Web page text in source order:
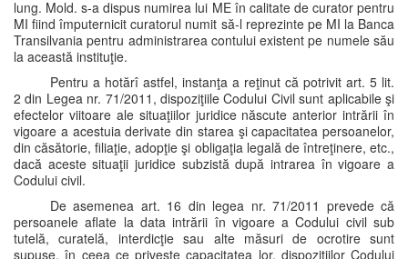
lung. Mold. s-a dispus numirea lui ME în calitate de curator pentru
MI fiind împuternicit curatorul numit să-l reprezinte pe MI la Banca
Transilvania pentru administrarea contului existent pe numele său
la această instituţie.
Pentru a hotărî astfel, instanţa a reţinut că potrivit art. 5 lit.
2 din Legea nr. 71/2011, dispoziţiile Codului Civil sunt aplicabile şi
efectelor viitoare ale situaţiilor juridice născute anterior intrării în
vigoare a acestuia derivate din starea şi capacitatea persoanelor,
din căsătorie, filiaţie, adopţie şi obligaţia legală de întreţinere, etc.,
dacă aceste situaţii juridice subzistă după intrarea în vigoare a
Codului civil.
De asemenea art. 16 din legea nr. 71/2011 prevede că
persoanele aflate la data intrării în vigoare a Codului civil sub
tutelă, curatelă, interdicţie sau alte măsuri de ocrotire sunt
supuse, în ceea ce priveşte capacitatea lor, dispoziţiilor Codului